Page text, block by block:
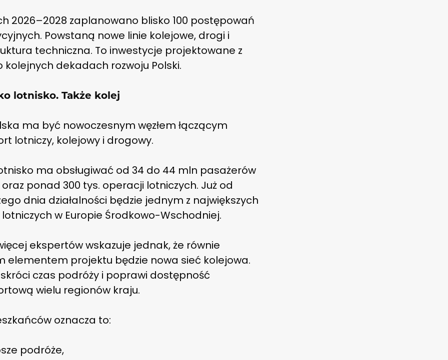
2026–2028 zaplanowano blisko 100 postępowań
Powstaną nowe linie kolejowe, drogi i
techniczna. To inwestycje projektowane z
kolejnych dekadach rozwoju Polski.
lotnisko. Także kolej
ma być nowoczesnym węzłem łączącym
lotniczy, kolejowy i drogowy.
ma obsługiwać od 34 do 44 mln pasażerów
ponad 300 tys. operacji lotniczych. Już od
dnia działalności będzie jednym z największych
w Europie Środkowo-Wschodniej.
ekspertów wskazuje jednak, że równie
elementem projektu będzie nowa sieć kolejowa.
czas podróży i poprawi dostępność
wielu regionów kraju.
oznacza to:
podróże,